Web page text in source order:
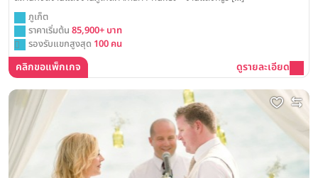
ภูเก็ต
ราคาเริ่มต้น 85,900+ บาท
รองรับแขกสูงสุด 100 คน
คลิกขอแพ็กเกจ ดูรายละเอียด